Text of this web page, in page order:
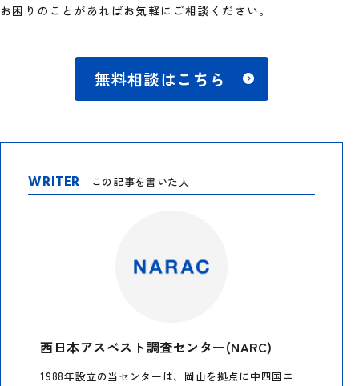
お困りのことがあればお気軽にご相談ください。
無料相談はこちら
WRITER この記事を書いた人
西日本アスベスト調査センター(NARC)
1988年設立の当センターは、岡山を拠点に中四国エ